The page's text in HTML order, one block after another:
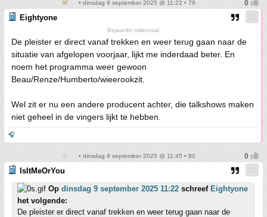
• dinsdag 9 september 2025 @ 11:22 • 79
Eightyone
Bejaarde millennial
De pleister er direct vanaf trekken en weer terug gaan naar de
situatie van afgelopen voorjaar, lijkt me inderdaad beter. En
noem het programma weer gewoon
Beau/Renze/Humberto/wieerookzit.
Wel zit er nu een andere producent achter, die talkshows maken
niet geheel in de vingers lijkt te hebben.
🎧
• dinsdag 9 september 2025 @ 11:45 • 80
IsItMeOrYou
Op dinsdag 9 september 2025 11:22 schreef Eightyone
het volgende:
De pleister er direct vanaf trekken en weer terug gaan naar de